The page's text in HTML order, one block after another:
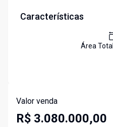
Características
Área Total
Valor venda
R$ 3.080.000,00